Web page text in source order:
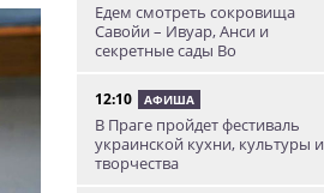
Едем смотреть сокровища
Савойи – Ивуар, Анси и
секретные сады Во
12:10 АФИША
В Праге пройдет фестиваль
украинской кухни, культуры и
творчества